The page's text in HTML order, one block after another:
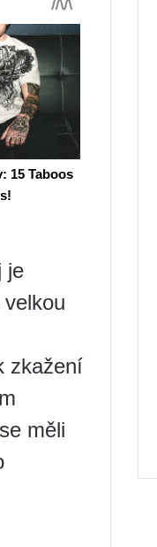
je
zkažení
měli